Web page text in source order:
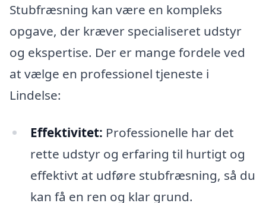
Stubfræsning kan være en kompleks
opgave, der kræver specialiseret udstyr
og ekspertise. Der er mange fordele ved
at vælge en professionel tjeneste i
Lindelse:
Effektivitet: Professionelle har det
rette udstyr og erfaring til hurtigt og
effektivt at udføre stubfræsning, så du
kan få en ren og klar grund.